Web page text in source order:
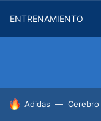
ENTRENAMIENTO
HOY SE HABLA DE
Adidas Cerebro